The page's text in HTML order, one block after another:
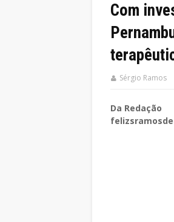
Com
Sérgio Ramos
Da Redação